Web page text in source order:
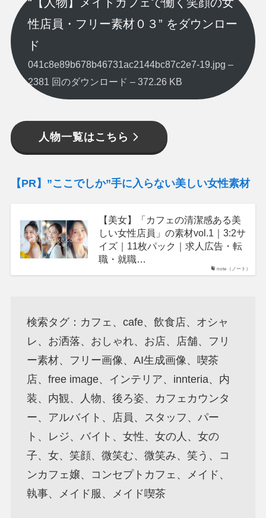
性店員・フリー素材０３” をダウンロー
ド
041c8e89b678b46731ac2144bc87c2e7-19.jpg –
2381 回のダウンロード – 372.26 KB
人物一覧はこちら
【PR】”ここでしか”手に入らない美しい女性素材
note（ノート）
【美女】「カフェの清潔感ある美
しい女性店員」の素材vol.1｜3:2サ
イズ｜11枚パック｜求人広告・転
職・就職…
検索タグ：カフェ、cafe、飲食店、オシャ
レ、お洒落、おしゃれ、お店、店舗、フリ
ー素材、フリー画像、AI生成画像、喫茶
店、free image、インテリア、innteria、内
装、内観、人物、後ろ姿、カフェカウンタ
ー、アルバイト、店員、スタッフ、パー
ト、レジ、バイト、女性、女の人、女の
子、女、笑顔、微笑む、微笑み、笑う、コ
ンカフェ嬢、コンセプトカフェ、メイド、
執事、メイド服、メイド喫茶